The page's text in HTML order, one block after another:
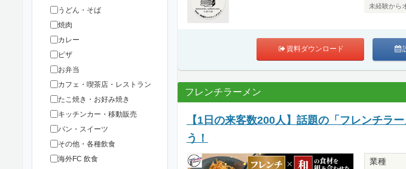
うどん・そば
焼肉
カレー
ピザ
お弁当
カフェ・喫茶店・レストラン
たこ焼き・お好み焼き
キッチンカー・移動販売
パン・スイーツ
その他・各種飲食
海外FC 飲食
未経験から
資料ダウンロード
フレンチラーメン
【1日の来客数200人】話題の「フレンチラ
う！
業種